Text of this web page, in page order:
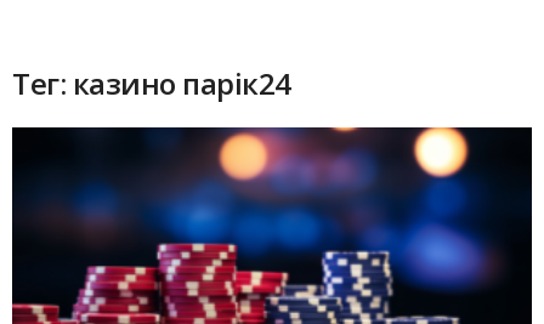
Тег: казино парік24